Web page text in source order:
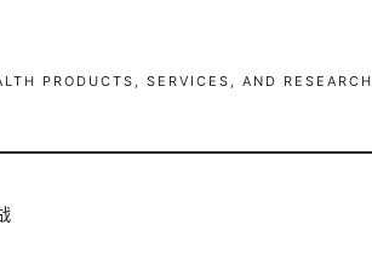
PRODUCTS, SERVICES, AND RESEARCH